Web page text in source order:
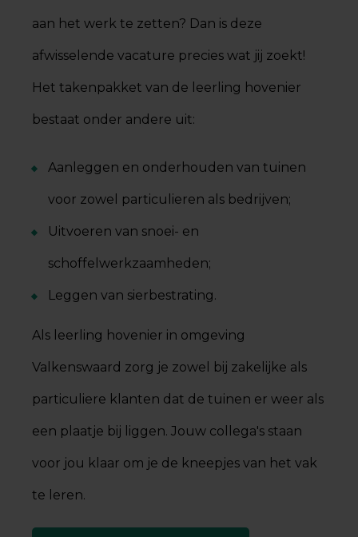
aan het werk te zetten? Dan is deze
afwisselende vacature precies wat jij zoekt!
Het takenpakket van de leerling hovenier
bestaat onder andere uit:
Aanleggen en onderhouden van tuinen
voor zowel particulieren als bedrijven;
Uitvoeren van snoei- en
schoffelwerkzaamheden;
Leggen van sierbestrating.
Als leerling hovenier in omgeving
Valkenswaard zorg je zowel bij zakelijke als
particuliere klanten dat de tuinen er weer als
een plaatje bij liggen. Jouw collega's staan
voor jou klaar om je de kneepjes van het vak
te leren.